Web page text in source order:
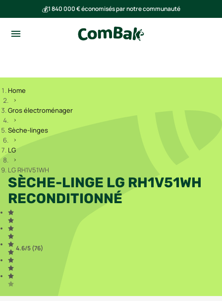
💰1 840 000 € économisés par notre communauté
Home
Gros électroménager
Sèche-linges
LG
LG RH1V51WH
SÈCHE-LINGE LG RH1V51WH
RECONDITIONNÉ
4.6/5 (76)